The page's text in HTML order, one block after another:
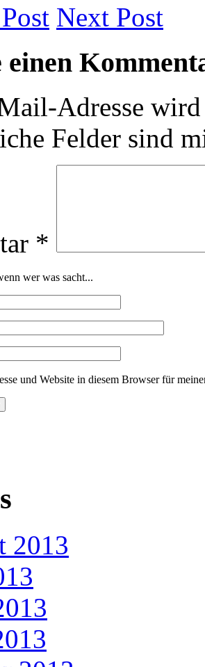
Post Next Post
einen
Adresse
Felder sind
*
wer was sacht...
und Website in diesem Browser für
2013